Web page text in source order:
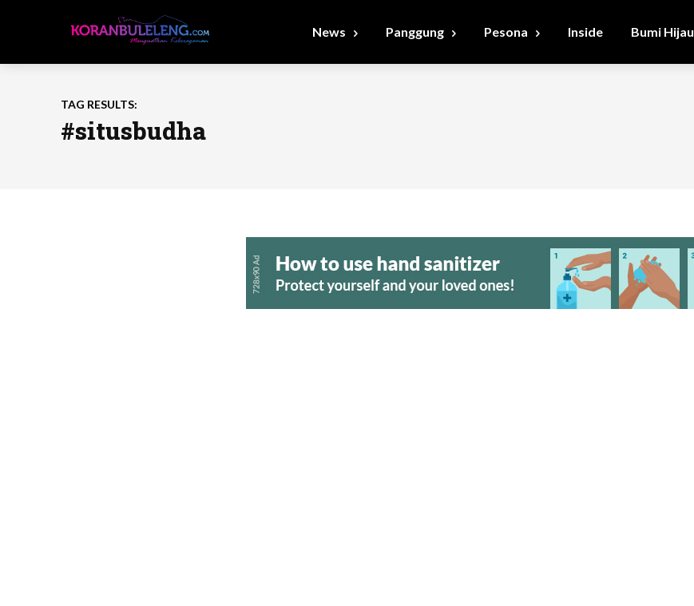
News Panggung Pesona Inside Bumi Hijau
TAG RESULTS:
#situsbudha